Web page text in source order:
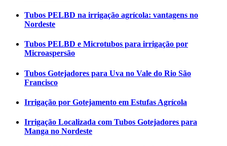
Tubos PELBD na irrigação agrícola: vantagens no
Nordeste
Tubos PELBD e Microtubos para irrigação por
Microaspersão
Tubos Gotejadores para Uva no Vale do Rio São
Francisco
Irrigação por Gotejamento em Estufas Agrícola
Irrigação Localizada com Tubos Gotejadores para
Manga no Nordeste